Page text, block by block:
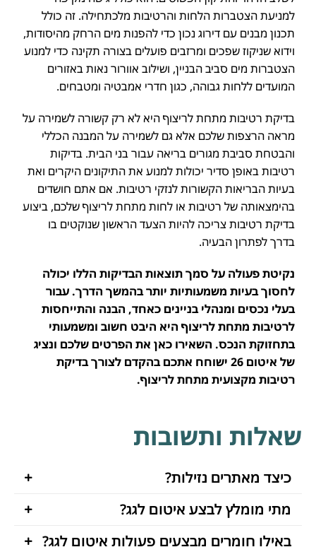
למניעת הצטברות הלחות והרטיבות מלכתחילה. זה כולל
תכנון מבנים עם דירוג נכון כדי להפנות מים הרחק מהיסודות,
וידוא שניקוז שפכים ומרזבים פועלים בצורה תקינה כדי למנוע
הצטברות מים סביב הבניין, ושילוב אוורור נאות באזורים
המועדים ללחות גבוהה, כגון חדרי אמבטיה ומטבחים.
בדיקת רטיבות מתחת לריצוף היא לא רק קשורה לשמירה על
מראה הרצפות שלכם אלא גם לשמירה על המבנה הכללי
והבטחת סביבת מגורים בריאה עבור בני הבית. בדיקות
רטיבות באופן סדיר יכולות למנוע את התיקונים היקרים ואת
בעיות הבריאות הקשורות לנזקי רטיבות. אם אתם חושדים
בהימצאותה של רטיבות או לחות מתחת לריצוף שלכם, ביצוע
בדיקת רטיבות צריכה להיות הצעד הראשון שנוקטים בו
בדרך לפתרון הבעיה.
נקיטת פעולה על סמך תוצאות הבדיקות הללו יכולה
לחסוך בעיות משמעותיות יותר בהמשך הדרך. עבור
בעלי נכסים ומנהלי בניינים כאחד, הבנה והתייחסות
לרטיבות מתחת לריצוף היא היבט חשוב ומשמעותי
בתחזוקת הנכס. השאירו כאן את הפרטים שלכם ונציג
של איטום 26 ישוחח אתכם בהקדם לצורך בדיקת
רטיבות מקצועית מתחת לריצוף.
שאלות ותשובות
כיצד מאתרים נזילות?
מתי מומלץ לבצע איטום לגג?
באילו חומרים מבצעים פעולות איטום לגג?